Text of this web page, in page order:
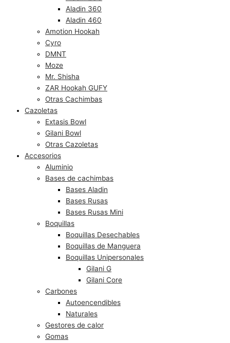
Aladin 360
Aladin 460
Amotion Hookah
Cyro
DMNT
Moze
Mr. Shisha
ZAR Hookah GUFY
Otras Cachimbas
Cazoletas
Extasis Bowl
Gilani Bowl
Otras Cazoletas
Accesorios
Aluminio
Bases de cachimbas
Bases Aladin
Bases Rusas
Bases Rusas Mini
Boquillas
Boquillas Desechables
Boquillas de Manguera
Boquillas Unipersonales
Gilani G
Gilani Core
Carbones
Autoencendibles
Naturales
Gestores de calor
Gomas